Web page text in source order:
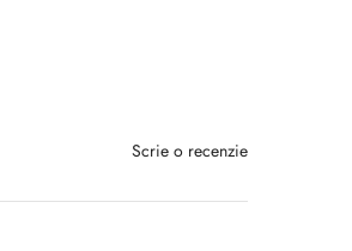
Scrie o recenzie